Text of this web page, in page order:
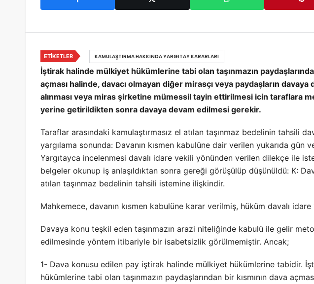
İştirak halinde mülkiyet hükümlerine tabi olan taşınmazın
açması halinde, davacı olmayan diğer mirasçı veya paydaşların
alınması veya miras şirketine mümessil tayin ettirilmesi icin taraflara
yerine getirildikten sonra davaya devam edilmesi gerekir.
Taraflar arasındaki kamulaştırmasız el atılan taşınmaz bedelinin tahsili
yargılama sonunda: Davanın kısmen kabulüne dair verilen yukarıda gün
Yargıtayca incelenmesi davalı idare vekili yönünden verilen dilekçe ile
belgeler okunup iş anlaşıldıktan sonra gereği görüşülüp düşünüldü: K:
atılan taşınmaz bedelinin tahsili istemine ilişkindir.
Mahkemece, davanın kısmen kabulüne karar verilmiş, hüküm davalı
Davaya konu teşkil eden taşınmazın arazi niteliğinde kabulü ile gelir
edilmesinde yöntem itibariyle bir isabetsizlik görülmemiştir. Ancak;
1- Dava konusu edilen pay iştirak halinde mülkiyet hükümlerine tabidir.
hükümlerine tabi olan taşınmazın paydaşlarından bir kısmının dava
ETIKETLER KAMULAŞTIRMA HAKKINDA YARGITAY KARARLARI